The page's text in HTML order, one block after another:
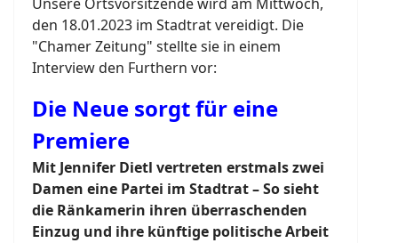
den 18.01.2023 im Stadtrat vereidigt. Die
"Chamer Zeitung" stellte sie in einem
Interview den Furthern vor:
Die Neue sorgt für eine
Premiere
Mit Jennifer Dietl vertreten erstmals zwei
Damen eine Partei im Stadtrat – So sieht
die Ränkamerin ihren überraschenden
Einzug und ihre künftige politische Arbeit